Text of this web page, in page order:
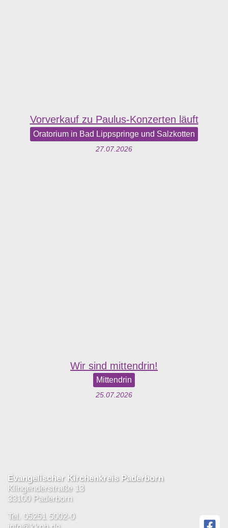
Vorverkauf zu Paulus-Konzerten läuft
Oratorium in Bad Lippspringe und Salzkotten
27.07.2026
Wir sind mittendrin!
Mittendrin
25.07.2026
Evangelischer Kirchenkreis Paderborn
Klingenderstraße 13
33100 Paderborn
Tel. 05251 5002-0